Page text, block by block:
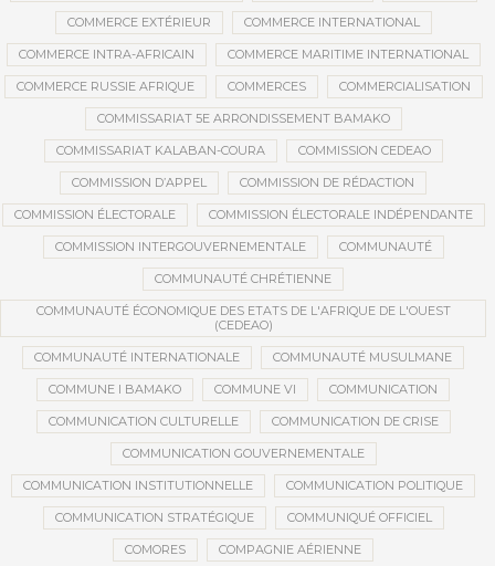
COMMERCE EXTÉRIEUR COMMERCE INTERNATIONAL
COMMERCE INTRA-AFRICAIN COMMERCE MARITIME INTERNATIONAL
COMMERCE RUSSIE AFRIQUE COMMERCES COMMERCIALISATION
COMMISSARIAT 5E ARRONDISSEMENT BAMAKO
COMMISSARIAT KALABAN-COURA COMMISSION CEDEAO
COMMISSION D’APPEL COMMISSION DE RÉDACTION
COMMISSION ÉLECTORALE COMMISSION ÉLECTORALE INDÉPENDANTE
COMMISSION INTERGOUVERNEMENTALE COMMUNAUTÉ
COMMUNAUTÉ CHRÉTIENNE
COMMUNAUTÉ ÉCONOMIQUE DES ETATS DE L'AFRIQUE DE L'OUEST
(CEDEAO)
COMMUNAUTÉ INTERNATIONALE COMMUNAUTÉ MUSULMANE
COMMUNE I BAMAKO COMMUNE VI COMMUNICATION
COMMUNICATION CULTURELLE COMMUNICATION DE CRISE
COMMUNICATION GOUVERNEMENTALE
COMMUNICATION INSTITUTIONNELLE COMMUNICATION POLITIQUE
COMMUNICATION STRATÉGIQUE COMMUNIQUÉ OFFICIEL
COMORES COMPAGNIE AÉRIENNE